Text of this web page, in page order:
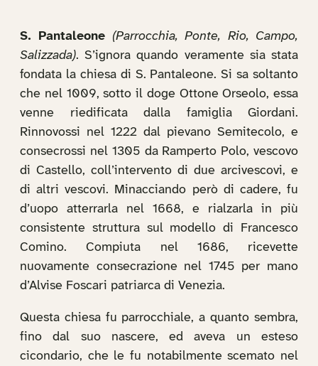
S. Pantaleone (Parrocchia, Ponte, Rio, Campo,
Salizzada). S’ignora quando veramente sia stata
fondata la chiesa di S. Pantaleone. Si sa soltanto
che nel 1009, sotto il doge Ottone Orseolo, essa
venne riedificata dalla famiglia Giordani.
Rinnovossi nel 1222 dal pievano Semitecolo, e
consecrossi nel 1305 da Ramperto Polo, vescovo
di Castello, coll’intervento di due arcivescovi, e
di altri vescovi. Minacciando però di cadere, fu
d’uopo atterrarla nel 1668, e rialzarla in più
consistente struttura sul modello di Francesco
Comino. Compiuta nel 1686, ricevette
nuovamente consecrazione nel 1745 per mano
d’Alvise Foscari patriarca di Venezia.
Questa chiesa fu parrocchiale, a quanto sembra,
fino dal suo nascere, ed aveva un esteso
cicondario, che le fu notabilmente scemato nel